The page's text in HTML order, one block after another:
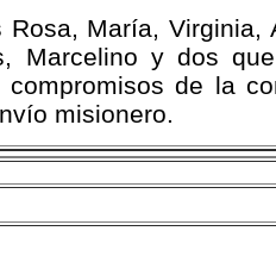
Rosa, María,
Marcelino y dos
de la
misionero.